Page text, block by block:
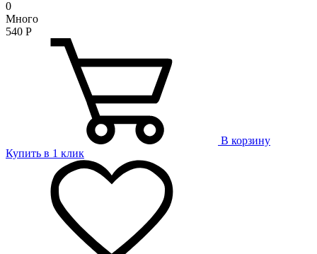
0
Много
540 Р
В корзину
Купить в 1 клик